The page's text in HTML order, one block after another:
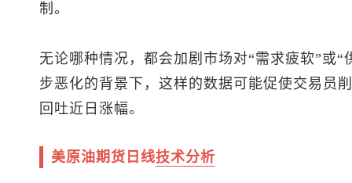
制。
无论哪种情况，都会加剧市场对“需求疲软”或
步恶化的背景下，这样的数据可能促使交易员
回吐近日涨幅。
美原油期货日线技术分析